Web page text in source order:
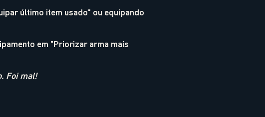
último item usado" ou equipando
em "Priorizar arma mais
Foi mal!